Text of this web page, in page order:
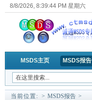
8/8/2026, 8:39:45 PM 星期六
MSDS主页 MSDS报告
当前位置: > MSDS报告 >